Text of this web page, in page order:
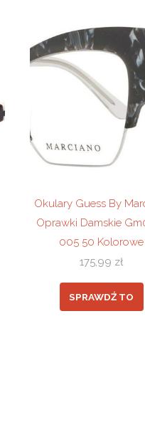
Okulary Guess By
Oprawki Damskie
005 50 Kolorowe
175,99 zł
SPRAWDŹ TO